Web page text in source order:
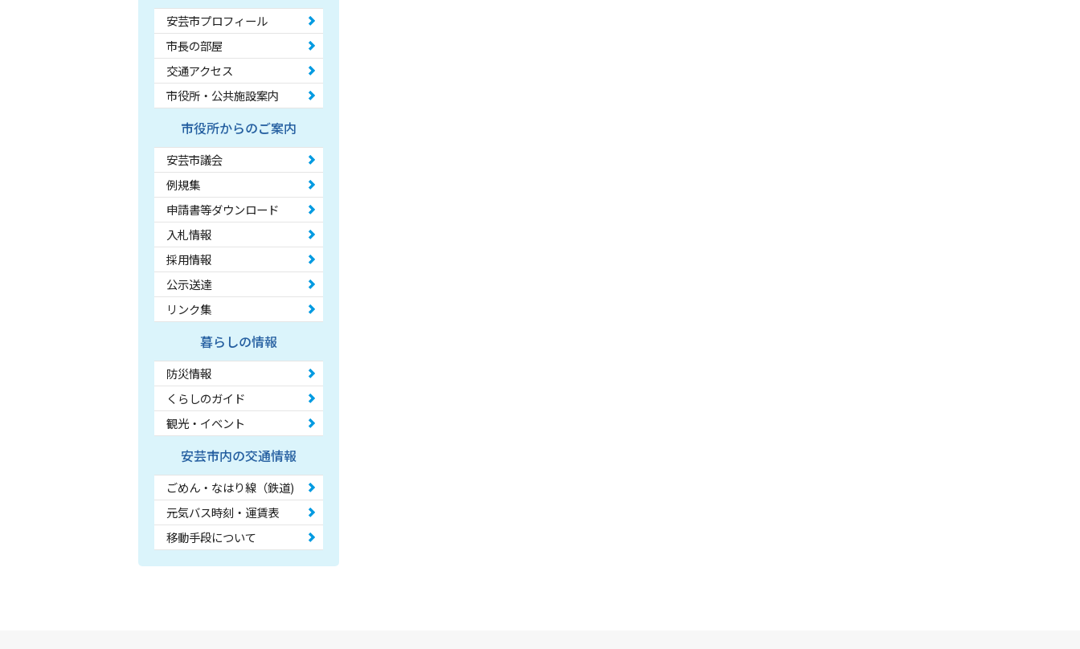
安芸市プロフィール
市長の部屋
交通アクセス
市役所・公共施設案内
市役所からのご案内
安芸市議会
例規集
申請書等ダウンロード
入札情報
採用情報
公示送達
リンク集
暮らしの情報
防災情報
くらしのガイド
観光・イベント
安芸市内の交通情報
ごめん・なはり線（鉄道)
元気バス時刻・運賃表
移動手段について